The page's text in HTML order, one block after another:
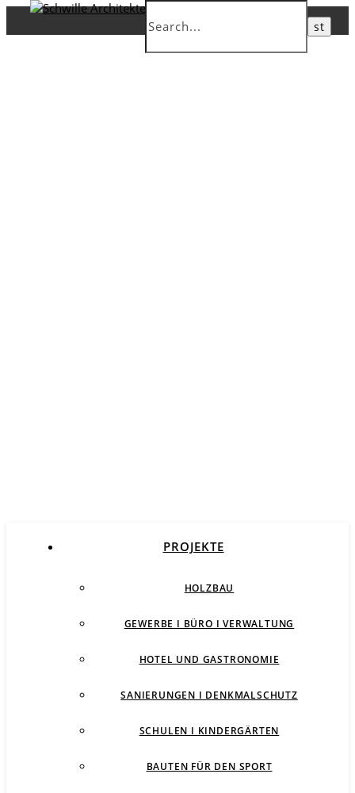
PROJEKTE
HOLZBAU
GEWERBE I BÜRO I VERWALTUNG
HOTEL UND GASTRONOMIE
SANIERUNGEN I DENKMALSCHUTZ
SCHULEN I KINDERGÄRTEN
BAUTEN FÜR DEN SPORT